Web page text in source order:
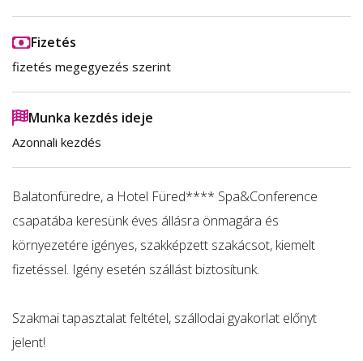
Fizetés
fizetés megegyezés szerint
Munka kezdés ideje
Azonnali kezdés
Balatonfüredre, a Hotel Füred**** Spa&Conference
csapatába keresünk éves állásra önmagára és
környezetére igényes, szakképzett szakácsot, kiemelt
fizetéssel. Igény esetén szállást biztosítunk.
Szakmai tapasztalat feltétel, szállodai gyakorlat előnyt
jelent!